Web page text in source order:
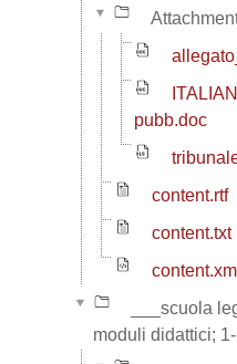
pubb.doc
content.rtf
content.txt
content.xml
___scuola
moduli didattici;